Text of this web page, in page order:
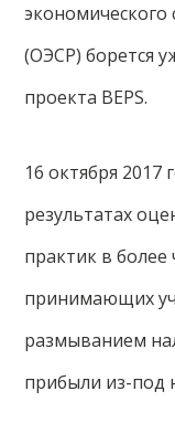
экономического
(ОЭСР) борется
проекта BEPS.
16 октября 2017
результатах
практик в
принимающих
размыванием
прибыли из-под